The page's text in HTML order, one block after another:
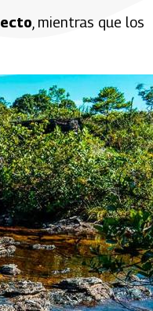
, mientras que los